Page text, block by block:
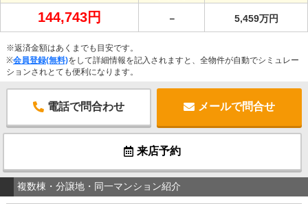
144,743円 － 5,459万円
※返済金額はあくまでも目安です。
※会員登録(無料)をして詳細情報を記入されますと、全物件が自動でシミュレー
ションされとても便利になります。
電話で問合わせ メールで問合せ
来店予約
複数棟・分譲地・同一マンション紹介